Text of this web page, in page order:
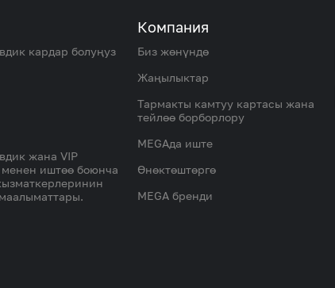
кардар болуңуз
жана VIP
иштөө боюнча
Компания
Биз жөнүндө
Жаңылыктар
Тармакты камтуу картасы жана
тейлөө борборлору
MEGAда иште
Өнөктөштөргө
MEGA бренди